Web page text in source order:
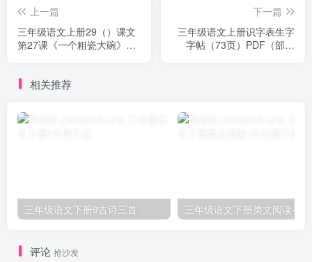
上一篇
三年级语文上册29（）课文
第27课《一个粗瓷大碗》知
下一篇
三年级语文上册识字表生字
字帖（73页）PDF（部编
相关推荐
三年级语文下册9古诗三首
评论 抢沙发